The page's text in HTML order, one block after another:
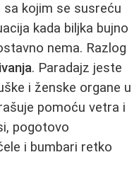
kojim se susreću
kada biljka bujno
nema. Razlog
. Paradajz jeste
i ženske organe u
pomoću vetra i
pogotovo
i bumbari retko